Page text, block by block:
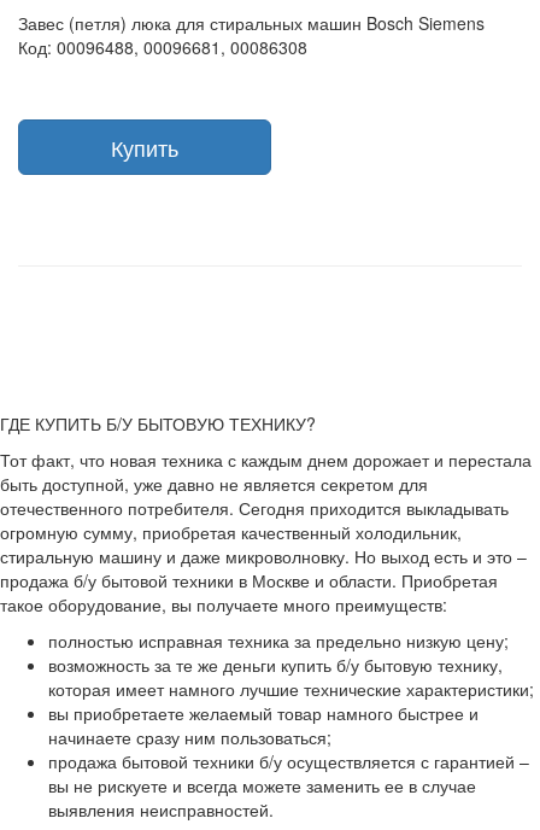
Завес (петля) люка для стиральных машин Bosch Siemens
Код: 00096488, 00096681, 00086308
ГДЕ КУПИТЬ Б/У БЫТОВУЮ ТЕХНИКУ?
Тот факт, что новая техника с каждым днем дорожает и перестала
быть доступной, уже давно не является секретом для
отечественного потребителя. Сегодня приходится выкладывать
огромную сумму, приобретая качественный холодильник,
стиральную машину и даже микроволновку. Но выход есть и это –
продажа б/у бытовой техники в Москве и области. Приобретая
такое оборудование, вы получаете много преимуществ:
полностью исправная техника за предельно низкую цену;
возможность за те же деньги купить б/у бытовую технику,
которая имеет намного лучшие технические характеристики;
вы приобретаете желаемый товар намного быстрее и
начинаете сразу ним пользоваться;
продажа бытовой техники б/у осуществляется с гарантией –
вы не рискуете и всегда можете заменить ее в случае
выявления неисправностей.